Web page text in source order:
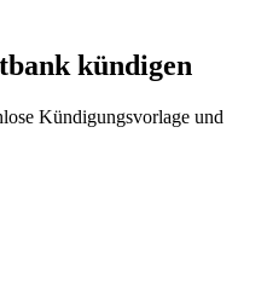
kündigen
Kündigungsvorlage und